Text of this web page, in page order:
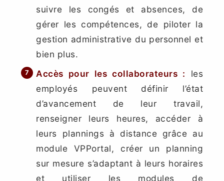
suivre les congés et absences, de
gérer les compétences, de piloter la
gestion administrative du personnel et
bien plus.
Accès pour les collaborateurs : les
employés peuvent définir l’état
d’avancement de leur travail,
renseigner leurs heures, accéder à
leurs plannings à distance grâce au
module VPPortal, créer un planning
sur mesure s’adaptant à leurs horaires
et utiliser les modules de